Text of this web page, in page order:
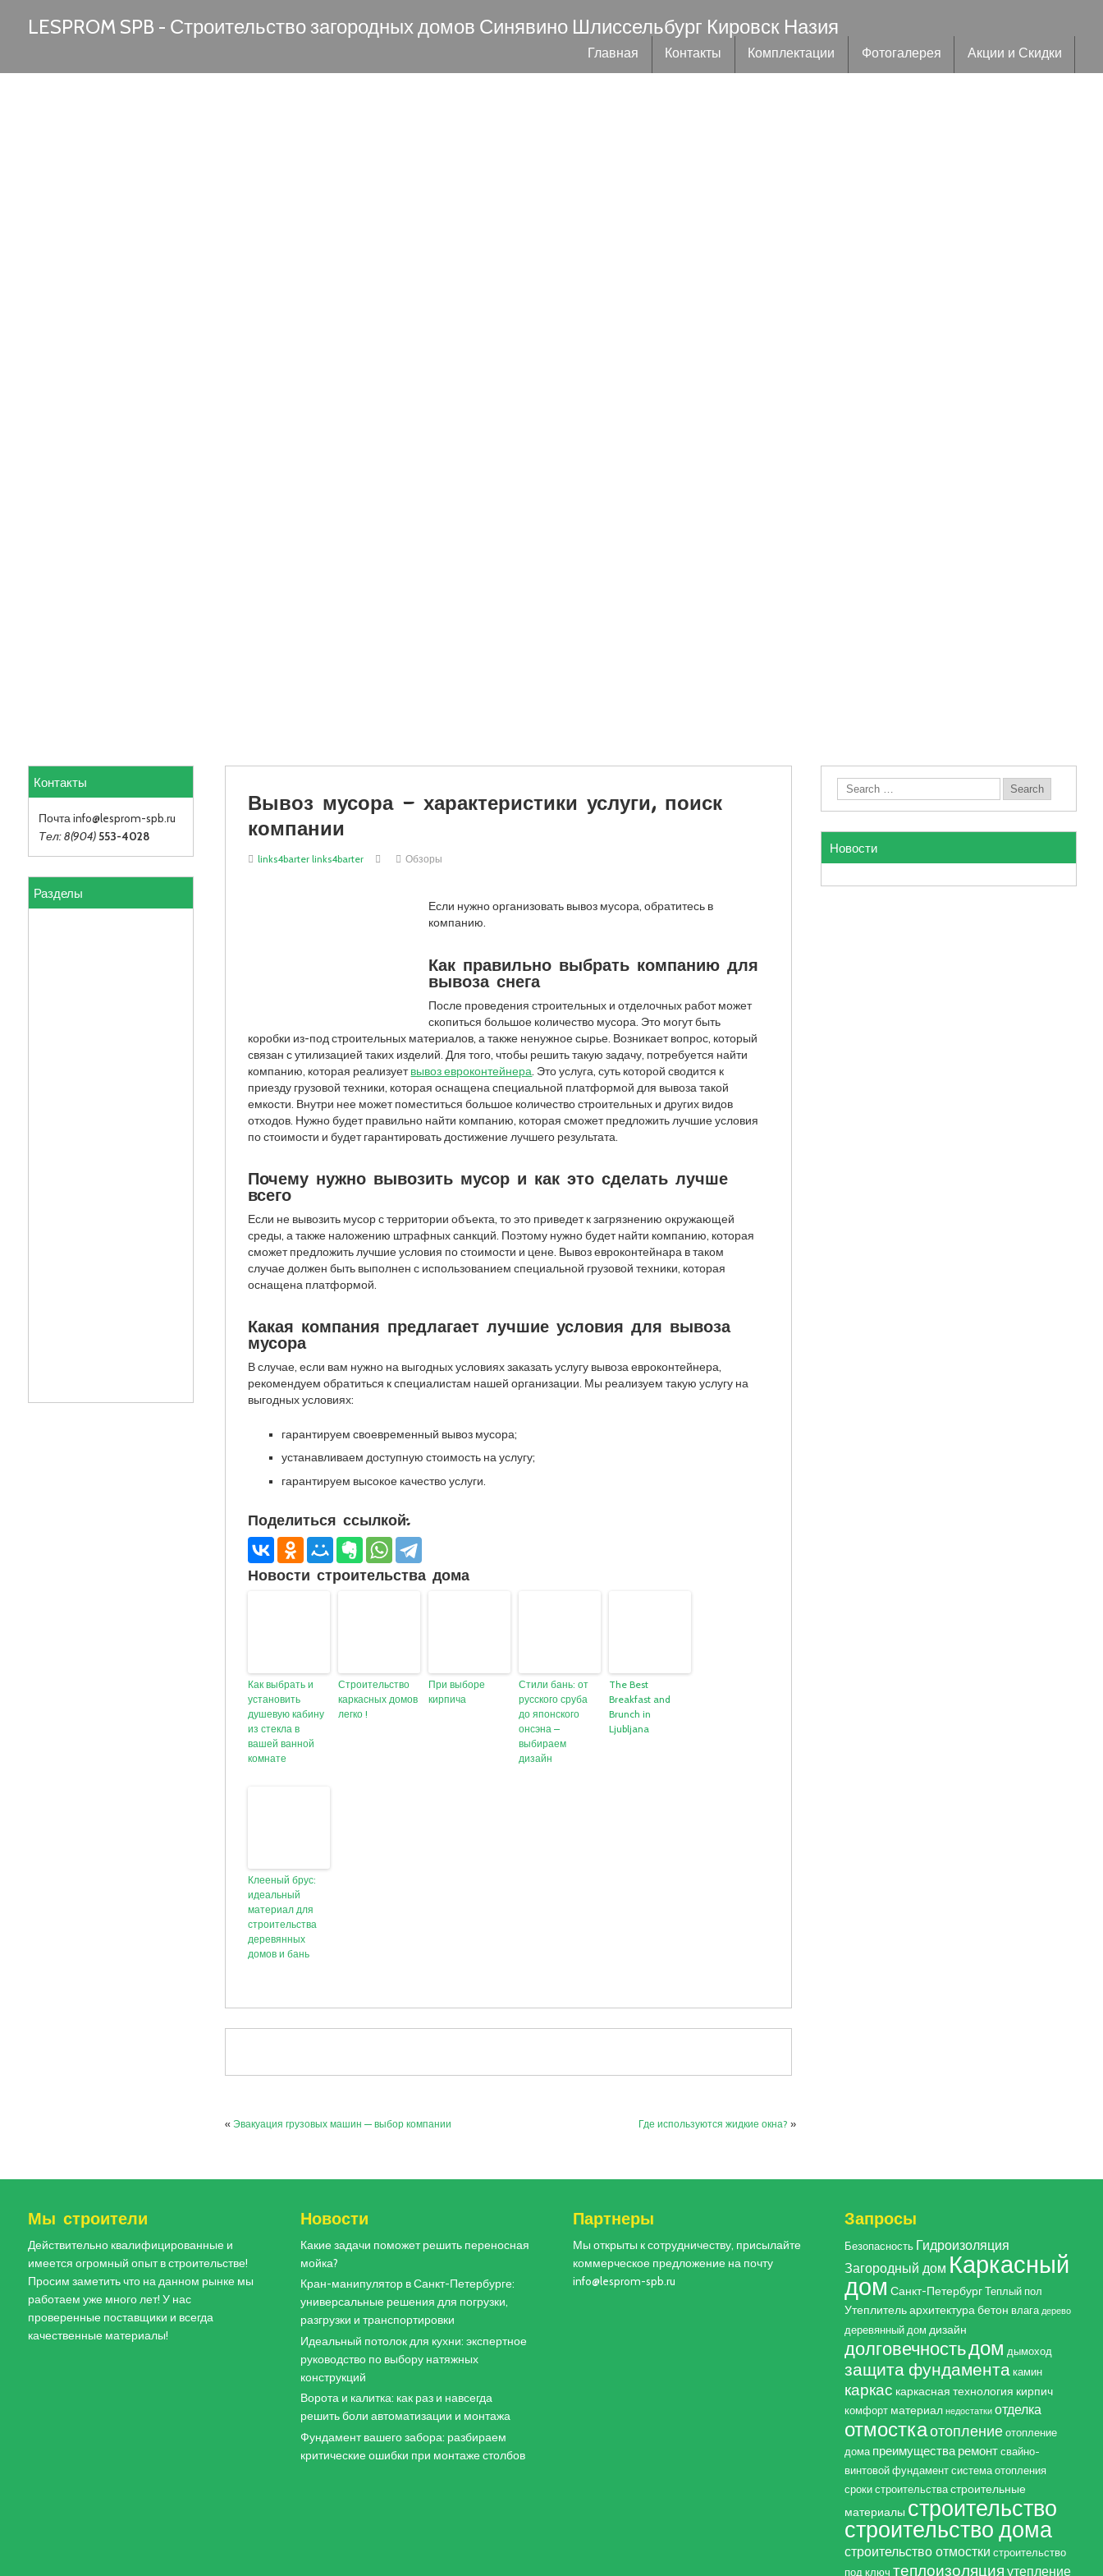
LESPROM SPB - Строительство загородных домов Синявино Шлиссельбург Кировск Назия
Главная Контакты Комплектации Фотогалерея Акции и Скидки
Вывоз мусора — характеристики услуги, поиск
компании
links4barter links4barter Обзоры
Если нужно организовать вывоз мусора, обратитесь в
компанию.
Как правильно выбрать компанию для
вывоза снега
После проведения строительных и отделочных работ может
скопиться большое количество мусора. Это могут быть
коробки из-под строительных материалов, а также ненужное сырье. Возникает вопрос, который
связан с утилизацией таких изделий. Для того, чтобы решить такую задачу, потребуется найти
компанию, которая реализуетвывоз евроконтейнера. Это услуга, суть которой сводится к
приезду грузовой техники, которая оснащена специальной платформой для вывоза такой
емкости. Внутри нее может поместиться большое количество строительных и других видов
отходов. Нужно будет правильно найти компанию, которая сможет предложить лучшие условия
по стоимости и будет гарантировать достижение лучшего результата.
Почему нужно вывозить мусор и как это сделать лучше
всего
Если не вывозить мусор с территории объекта, то это приведет к загрязнению окружающей
среды, а также наложению штрафных санкций. Поэтому нужно будет найти компанию, которая
сможет предложить лучшие условия по стоимости и цене. Вывоз евроконтейнара в таком
случае должен быть выполнен с использованием специальной грузовой техники, которая
оснащена платформой.
Какая компания предлагает лучшие условия для вывоза
мусора
В случае, если вам нужно на выгодных условиях заказать услугу вывоза евроконтейнера,
рекомендуем обратиться к специалистам нашей организации. Мы реализуем такую услугу на
выгодных условиях:
гарантируем своевременный вывоз мусора;
устанавливаем доступную стоимость на услугу;
гарантируем высокое качество услуги.
Поделиться ссылкой:
Новости строительства дома
Как выбрать и
установить
душевую кабину
из стекла в
вашей ванной
комнате
Строительство
каркасных домов
легко !
При выборе
кирпича
Стили бань: от
русского сруба
до японского
онсэна –
выбираем
дизайн
The Best
Breakfast and
Brunch in
Ljubljana
Клееный брус:
идеальный
материал для
строительства
деревянных
домов и бань
« Эвакуация грузовых машин — выбор компании Где используются жидкие окна? »
Новости
Контакты
Почта info@lesprom-spb.ru
Тел: 8(904) 553-4028
Разделы
Мы строители
Действительно квалифицированные и
имеется огромный опыт в строительстве!
Просим заметить что на данном рынке мы
работаем уже много лет! У нас
проверенные поставщики и всегда
качественные материалы!
Новости
Какие задачи поможет решить переносная
мойка?
Кран-манипулятор в Санкт-Петербурге:
универсальные решения для погрузки,
разгрузки и транспортировки
Идеальный потолок для кухни: экспертное
руководство по выбору натяжных
конструкций
Ворота и калитка: как раз и навсегда
решить боли автоматизации и монтажа
Фундамент вашего забора: разбираем
критические ошибки при монтаже столбов
Партнеры
Мы открыты к сотрудничеству, присылайте
коммерческое предложение на почту
info@lesprom-spb.ru
Запросы
Безопасность Гидроизоляция
Загородный дом Каркасный
дом Санкт-Петербург Теплый пол
Утеплительархитектурабетон влага дерево
деревянный дом дизайн
долговечностьдом дымоход
защита фундамента камин
каркас каркасная технология кирпич
комфорт материал недостатки отделка
отмосткаотопление отопление
дома преимуществаремонт свайно-
винтовой фундамент система отопления
сроки строительства строительные
материалы строительство
строительство дома
строительство отмостки строительство
под ключ теплоизоляция утепление